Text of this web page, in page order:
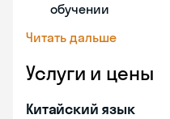
обучении
Читать дальше
Услуги и цены
Китайский язык